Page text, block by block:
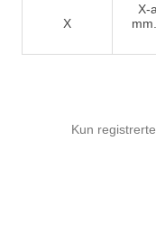
X
X-
Kun